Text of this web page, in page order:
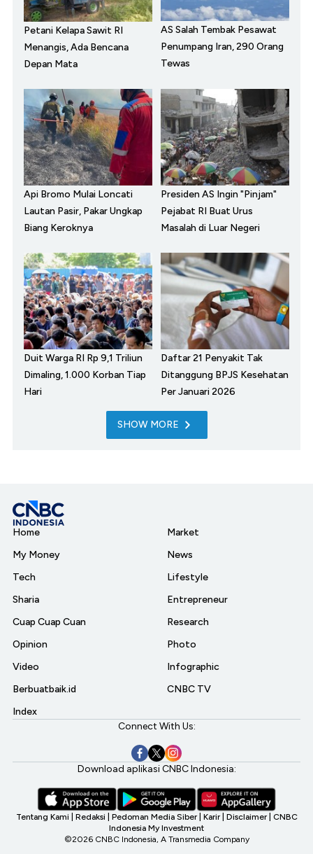
Petani Kelapa Sawit RI
Menangis, Ada Bencana
Depan Mata
AS Salah Tembak Pesawat
Penumpang Iran, 290 Orang
Tewas
Api Bromo Mulai Loncati
Lautan Pasir, Pakar Ungkap
Biang Keroknya
Presiden AS Ingin "Pinjam"
Pejabat RI Buat Urus
Masalah di Luar Negeri
Duit Warga RI Rp 9,1 Triliun
Dimaling, 1.000 Korban Tiap
Hari
Daftar 21 Penyakit Tak
Ditanggung BPJS Kesehatan
Per Januari 2026
SHOW MORE
Home
My Money
Tech
Sharia
Cuap Cuap Cuan
Opinion
Video
Berbuatbaik.id
Index
Market
News
Lifestyle
Entrepreneur
Research
Photo
Infographic
CNBC TV
Connect With Us:
Download aplikasi CNBC Indonesia:
Tentang Kami Redaksi Pedoman Media Siber Karir Disclaimer CNBC
Indonesia My Investment
©2026 CNBC Indonesia, A Transmedia Company